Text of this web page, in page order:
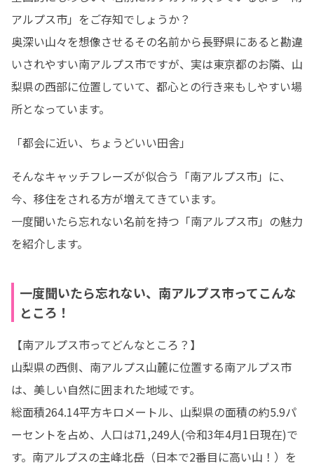
アルプス市」をご存知でしょうか？
奥深い山々を想像させるその名前から長野県にあると勘違
いされやすい南アルプス市ですが、実は東京都のお隣、山
梨県の西部に位置していて、都心との行き来もしやすい場
所となっています。
「都会に近い、ちょうどいい田舎」
そんなキャッチフレーズが似合う「南アルプス市」に、
今、移住をされる方が増えてきています。
一度聞いたら忘れない名前を持つ「南アルプス市」の魅力
を紹介します。
一度聞いたら忘れない、南アルプス市ってこんな
ところ！
【南アルプス市ってどんなところ？】
山梨県の西側、南アルプス山麓に位置する南アルプス市
は、美しい自然に囲まれた地域です。
総面積264.14平方キロメートル、山梨県の面積の約5.9パ
ーセントを占め、人口は71,249人(令和3年4月1日現在)で
す。南アルプスの主峰北岳（日本で2番目に高い山！）を